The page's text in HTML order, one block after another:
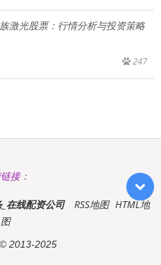
投资 大族激光股票：行情分析与投资策略
247
接：
在线配资公司 RSS地图 HTML地
图
© 2013-2025